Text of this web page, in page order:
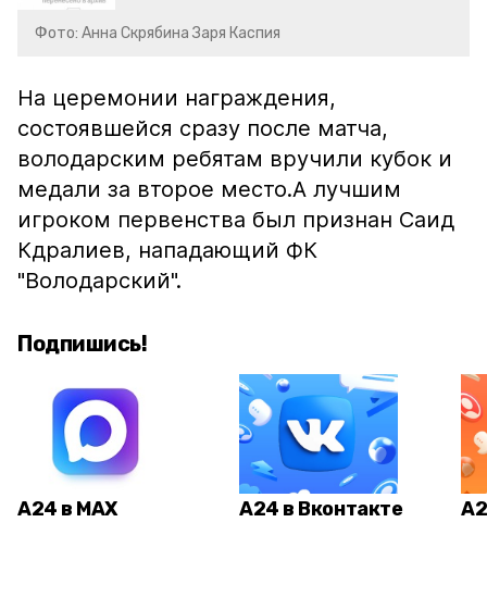
Фото: Анна Скрябина Заря Каспия
На церемонии награждения,
состоявшейся сразу после матча,
володарским ребятам вручили кубок и
медали за второе место.А лучшим
игроком первенcтва был признан Саид
Кдралиев, нападающий ФК
"Володарский".
Подпишись!
А24 в MAX А24 в Вконтакте